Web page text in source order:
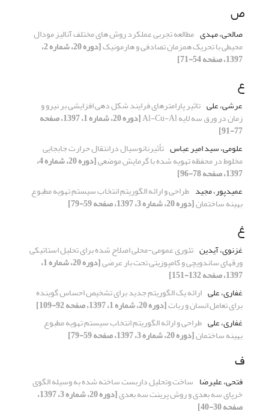
ص
صالحی، مهدی مطالعه تجربی عملکرد روش های مختلف آنالیز مودال
محیطی با تحریک همزمان تصادفی و هارمونیک [دوره 20، شماره 2،
1397، صفحه 54-71]
ع
عرشی، علی تاثیر پارامترهای فرایند شکل دهی افزایشی بر نیرو و
زمان در ورق سه لایه Al-Cu-Al [دوره 20، شماره 1، 1397، صفحه
77-91]
علومی، سید امیر عباس تأثیرنانوسیال درانتقال حرارت جابجایی
مخلوط در محفظه تهویه شده با گرمایش موضعی [دوره 20، شماره 4،
1397، صفحه 78-96]
عمیدپور، مجید طراحی و ارائه الگوریتم انتخاب سیستم تهویه مطبوع
بهینه ساختمان[دوره 20، شماره 3، 1397، صفحه 59-79]
غ
غزنوی، آیدین تئوری عمومی-محلی اصلاح شده برای تحلیل استاتیکی
ورقهای ساندویچی و کامپوزیتی تحت بار عرضی [دوره 20، شماره 1،
1397، صفحه 132-151]
غفاری، علی ارائه یک الگوریتم جدید برای تشخیص احساس گوینده
برای تعامل انسان و ربات[دوره 20، شماره 1، 1397، صفحه 92-109]
غفاری، علی طراحی و ارائه الگوریتم انتخاب سیستم تهویه مطبوع
بهینه ساختمان[دوره 20، شماره 3، 1397، صفحه 59-79]
ف
فتحی، علیرضا ساخت وتحلیل داربست ساخته شده به وسیله الگوی
خرپای سه بعدی و روش پرینت سه بعدی [دوره 20، شماره 3، 1397،
صفحه 30-40]